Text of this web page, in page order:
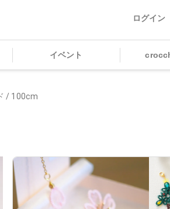
ログイン
イベント
/ 100cm